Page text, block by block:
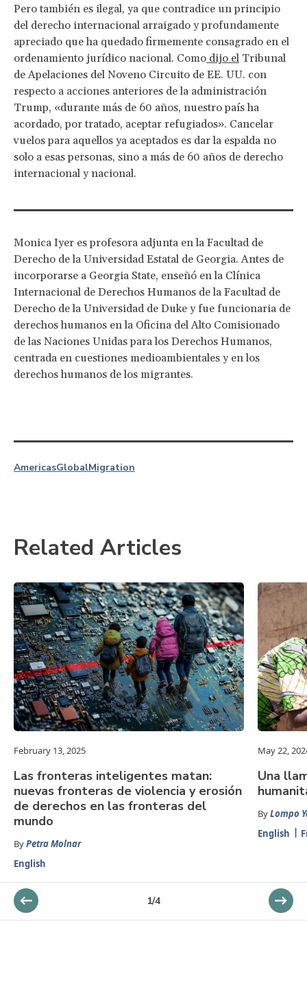
Pero también es ilegal, ya que contradice un principio
del derecho internacional arraigado y profundamente
apreciado que ha quedado firmemente consagrado en el
ordenamiento jurídico nacional. Como dijo el Tribunal
de Apelaciones del Noveno Circuito de EE. UU. con
respecto a acciones anteriores de la administración
Trump, «durante más de 60 años, nuestro país ha
acordado, por tratado, aceptar refugiados». Cancelar
vuelos para aquellos ya aceptados es dar la espalda no
solo a esas personas, sino a más de 60 años de derecho
internacional y nacional.
Monica Iyer es profesora adjunta en la Facultad de
Derecho de la Universidad Estatal de Georgia. Antes de
incorporarse a Georgia State, enseñó en la Clínica
Internacional de Derechos Humanos de la Facultad de
Derecho de la Universidad de Duke y fue funcionaria de
derechos humanos en la Oficina del Alto Comisionado
de las Naciones Unidas para los Derechos Humanos,
centrada en cuestiones medioambientales y en los
derechos humanos de los migrantes.
AmericasGlobalMigration
Related Articles
February 13, 2025
Las fronteras inteligentes matan:
nuevas fronteras de violencia y erosión
de derechos en las fronteras del
mundo
ByPetra Molnar
English
May 22,
Una
ByLompo
English
1/4